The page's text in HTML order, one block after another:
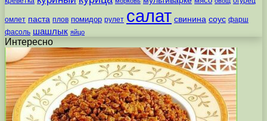
омлет паста плов помидор рулет салат свинина соус фарш
фасоль шашлык яйцо
Интересно